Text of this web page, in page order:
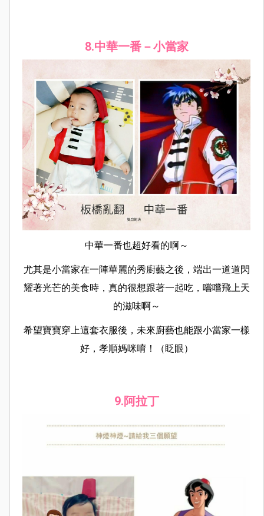
8.中華一番－小當家
中華一番也超好看的啊～
尤其是小當家在一陣華麗的秀廚藝之後，端出一道道閃
耀著光芒的美食時，真的很想跟著一起吃，嚐嚐飛上天
的滋味啊～
希望寶寶穿上這套衣服後，未來廚藝也能跟小當家一樣
好，孝順媽咪唷！（眨眼）
9.阿拉丁